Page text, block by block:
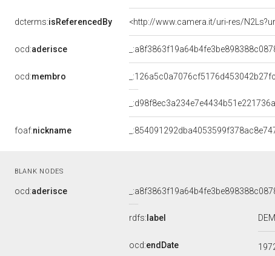
dcterms:isReferencedBy <http://www.camera.it/uri-res/
ocd:aderisce
ocd:membro
foaf:nickname
BLANK NODES
ocd:aderisce
rdfs: label
ocd:endDate